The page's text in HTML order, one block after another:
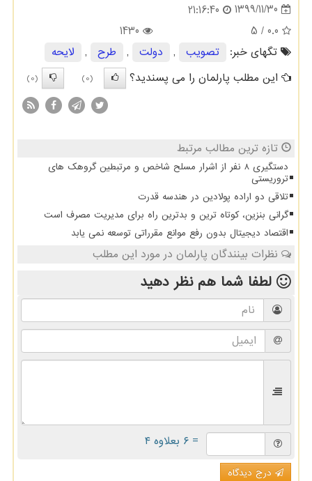
1399/11/30
21:16:40
0.0
/ 5
1430
تگهای خبر:
تصویب , دولت , طرح ,
لایحه
این مطلب پارلمان را می پسندید؟
(0)
(0)
تازه ترین مطالب مرتبط
دستگیری 8 نفر از اشرار مسلح شاخص و مرتبطین گروهک های
تروریستی
تلاقی دو اراده پولادین در هندسه قدرت
گرانی بنزین، کوتاه ترین و بدترین راه برای مدیریت مصرف است
اقتصاد دیجیتال بدون رفع موانع مقرراتی توسعه نمی یابد
نظرات بینندگان پارلمان در مورد این مطلب
لطفا شما همنظر دهید
= ۶ بعلاوه ۴
درج دیدگاه